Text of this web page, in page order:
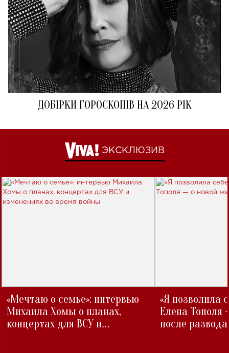
ДОБІРКИ ГОРОСКОПІВ НА 2026 РІК
ЭКСКЛЮЗИВ
«Мечтаю о семье»: интервью
Михаила Хомы о планах,
концертах для ВСУ и
«Я позволила
Елена Тополя
после развода